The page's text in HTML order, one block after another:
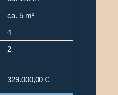
ca. 5 m²
4
2
329.000,00 €